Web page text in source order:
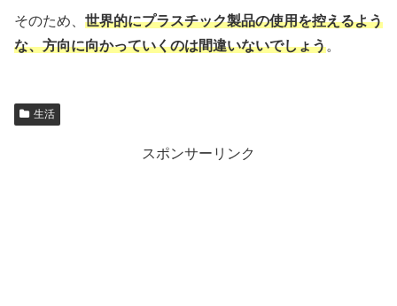
そのため、 世界的にプラスチック製品の使用を控えるよう
な、方向に向かっていくのは間違いないでしょう。
生活
スポンサーリンク